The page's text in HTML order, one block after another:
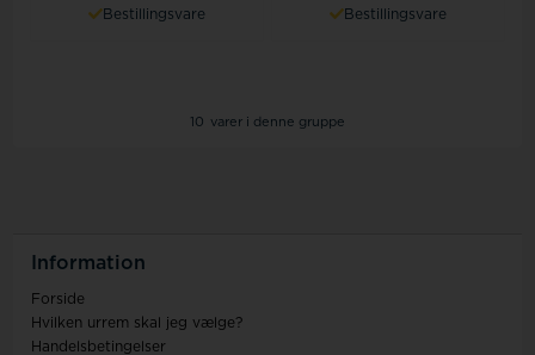
Bestillingsvare Bestillingsvare
10 varer i denne gruppe
Information
Forside
Hvilken urrem skal jeg vælge?
Handelsbetingelser